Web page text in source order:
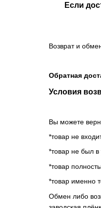
Если
Возврат и
Обратная
Условия
Вы можете
*товар не
*товар не был в
*товар
*товар именно
Обмен либо